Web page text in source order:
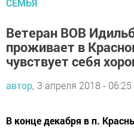
СЕМЬЯ
Ветеран ВОВ
проживает в
чувствует себя
автор, 3 апреля 2018 - 06:25
В конце декабря в п.